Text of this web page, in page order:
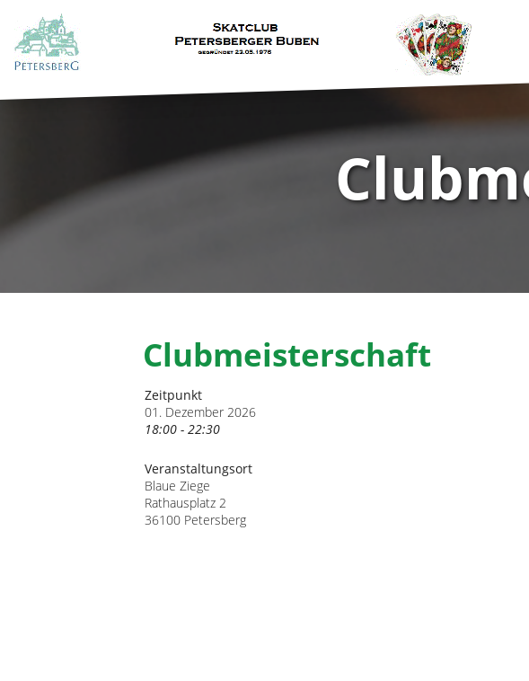
Clubmeisterschaft
Zeitpunkt
01. Dezember 2026
18:00 - 22:30
Veranstaltungsort
Blaue Ziege
Rathausplatz 2
36100 Petersberg